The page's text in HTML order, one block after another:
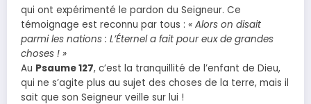
qui ont expérimenté le pardon du Seigneur. Ce
témoignage est reconnu par tous : « Alors on disait
parmi les nations : L’Éternel a fait pour eux de grandes
choses ! »
Au Psaume 127, c’est la tranquillité de l’enfant de Dieu,
qui ne s’agite plus au sujet des choses de la terre, mais il
sait que son Seigneur veille sur lui !